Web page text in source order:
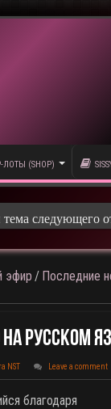
ЛОТЫ (SHOP)
следующего
эфир / Последние
Русском
NST Leave a comment
благодаря